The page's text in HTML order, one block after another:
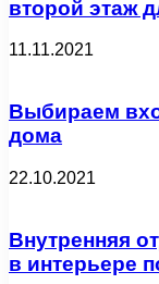
второй этаж
11.11.2021
Выбираем
дома
22.10.2021
Внутренняя
в интерьере